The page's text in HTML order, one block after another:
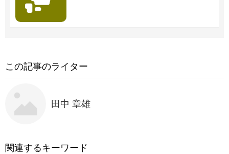
この記事のライター
田中 章雄
関連するキーワード